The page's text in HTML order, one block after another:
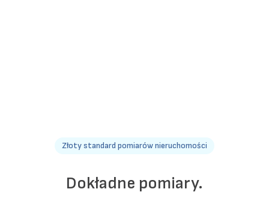
Złoty standard pomiarów nieruchomości
Dokładne pomiary.